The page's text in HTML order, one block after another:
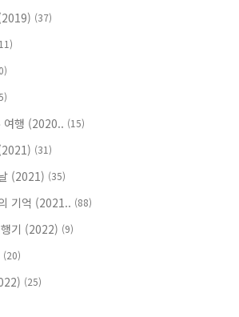
(37)
여행 (2020.. (15)
(31)
(2021) (35)
기억 (2021.. (88)
기 (2022) (9)
(20)
(25)